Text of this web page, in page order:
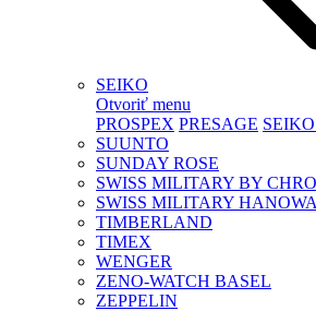
SEIKO
Otvoriť menu
PROSPEX PRESAGE
SUUNTO
SUNDAY ROSE
SWISS MILITARY BY
SWISS MILITARY HANOWA
TIMBERLAND
TIMEX
WENGER
ZENO-WATCH BASEL
ZEPPELIN